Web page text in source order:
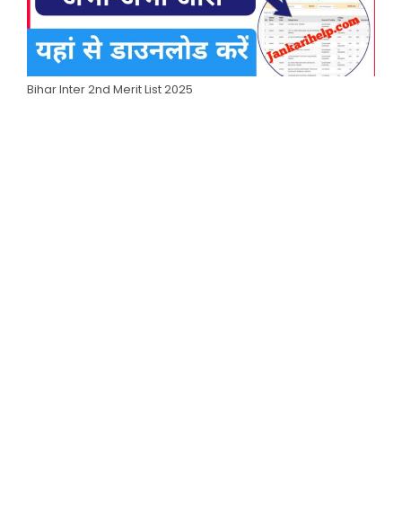
Bihar Inter 2nd Merit List 2025